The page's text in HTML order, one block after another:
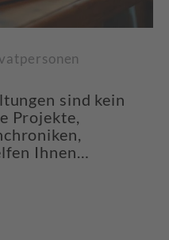
sind kein
Projekte,
Ihnen…